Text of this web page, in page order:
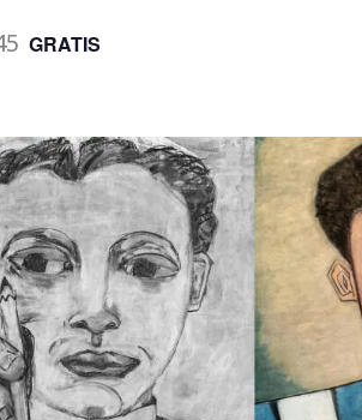
GRATIS